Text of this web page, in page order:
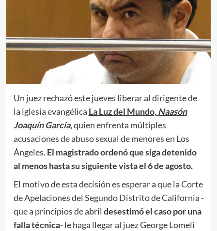
Un juez rechazó este jueves liberar al dirigente de
la iglesia evangélica La Luz del Mundo, Naasón
Joaquín García,quien enfrenta múltiples
acusaciones de abuso sexual de menores en Los
Ángeles. El magistrado ordenó que siga detenido
al menos hasta su siguiente vista el 6 de agosto.
El motivo de esta decisión es esperar a que la Corte
de Apelaciones del Segundo Distrito de California -
que a principios de abril desestimó el caso por una
falla técnica-le haga llegar al juez George Lomeli